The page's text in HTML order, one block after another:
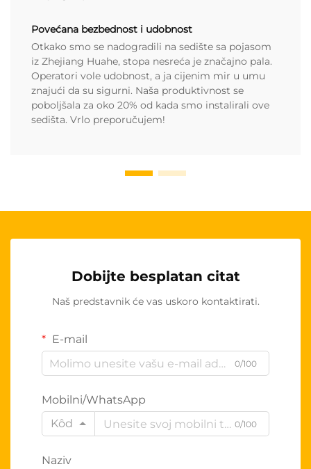
Povećana bezbednost i udobnost
Otkako smo se nadogradili na sedište sa pojasom
iz Zhejiang Huahe, stopa nesreća je značajno pala.
Operatori vole udobnost, a ja cijenim mir u umu
znajući da su sigurni. Naša produktivnost se
poboljšala za oko 20% od kada smo instalirali ove
sedišta. Vrlo preporučujem!
Dobijte besplatan citat
Naš predstavnik će vas uskoro kontaktirati.
E-mail
0/100
Mobilni/WhatsApp
Kôd
0/100
Naziv